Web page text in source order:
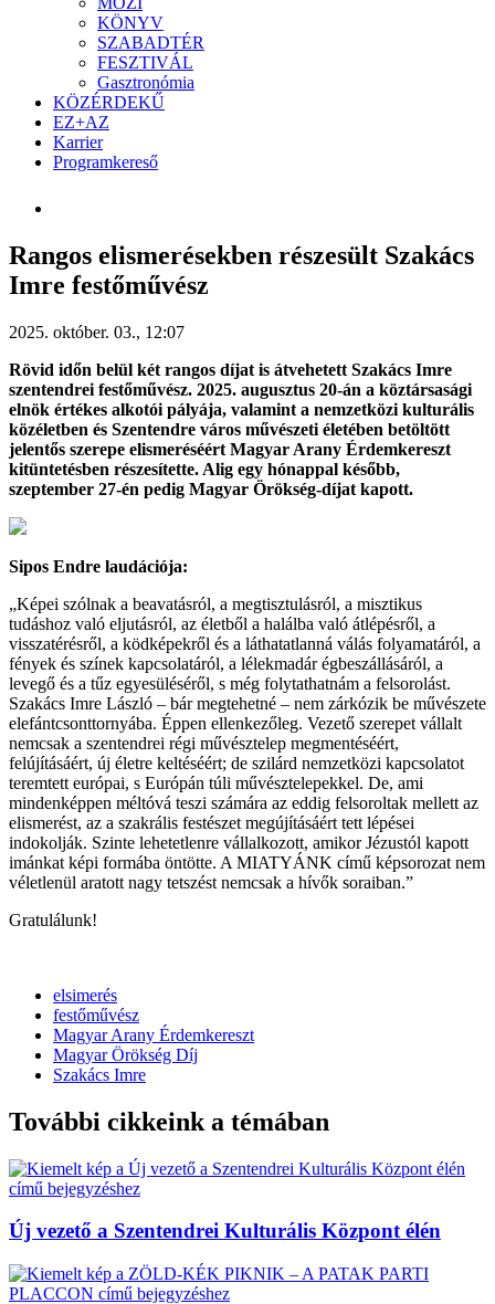
KÖNYV
SZABADTÉR
FESZTIVÁL
Gasztronómia
KÖZÉRDEKŰ
EZ+AZ
Karrier
Programkereső
Rangos elismerésekben részesült Szakács
Imre festőművész
2025. október. 03., 12:07
Rövid időn belül két rangos díjat is átvehetett Szakács Imre
szentendrei festőművész. 2025. augusztus 20-án a köztársasági
elnök értékes alkotói pályája, valamint a nemzetközi kulturális
közéletben és Szentendre város művészeti életében betöltött
jelentős szerepe elismeréséért Magyar Arany Érdemkereszt
kitüntetésben részesítette. Alig egy hónappal később,
szeptember 27-én pedig Magyar Örökség-díjat kapott.
Sipos Endre laudációja:
„Képei szólnak a beavatásról, a megtisztulásról, a misztikus
tudáshoz való eljutásról, az életből a halálba való átlépésről, a
visszatérésről, a ködképekről és a láthatatlanná válás folyamatáról, a
fények és színek kapcsolatáról, a lélekmadár égbeszállásáról, a
levegő és a tűz egyesüléséről, s még folytathatnám a felsorolást.
Szakács Imre László – bár megtehetné – nem zárkózik be művészete
elefántcsonttornyába. Éppen ellenkezőleg. Vezető szerepet vállalt
nemcsak a szentendrei régi művésztelep megmentéséért,
felújításáért, új életre keltéséért; de szilárd nemzetközi kapcsolatot
teremtett európai, s Európán túli művésztelepekkel. De, ami
mindenképpen méltóvá teszi számára az eddig felsoroltak mellett az
elismerést, az a szakrális festészet megújításáért tett lépései
indokolják. Szinte lehetetlenre vállalkozott, amikor Jézustól kapott
imánkat képi formába öntötte. A MIATYÁNK című képsorozat nem
véletlenül aratott nagy tetszést nemcsak a hívők soraiban.”
Gratulálunk!
elsimerés
festőművész
Magyar Arany Érdemkereszt
Magyar Örökség Díj
Szakács Imre
További cikkeink a témában
Új vezető a Szentendrei Kulturális Központ élén